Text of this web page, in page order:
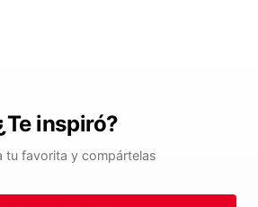
inspiró?
tu favorita y compártelas